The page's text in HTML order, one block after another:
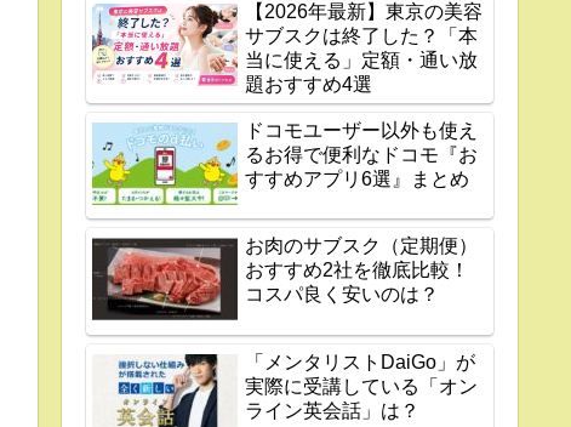
【2026年最新】東京の美容
サブスクは終了した？「本
当に使える」定額・通い放
題おすすめ4選
ドコモユーザー以外も使え
るお得で便利なドコモ『お
すすめアプリ6選』まとめ
お肉のサブスク（定期便）
おすすめ2社を徹底比較！
コスパ良く安いのは？
「メンタリストDaiGo」が
実際に受講している「オン
ライン英会話」は？